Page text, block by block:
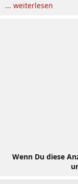
... weiterlesen
Wenn Du diese